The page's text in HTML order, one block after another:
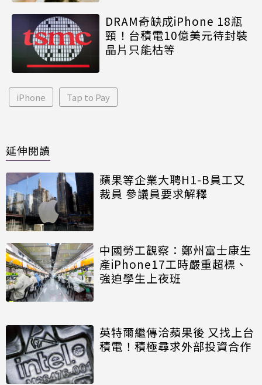
DRAM奇缺成iPhone 18瓶
頸！台積電10億美元待封裝
晶片只能枯等
iPhone Tap to Pay
延伸閱讀
蘋果等企業大聘H1-B員工又
裁員 參議員要求解釋
中國勞工觀察：鄭州富士康生
產iPhone17工時嚴重超標、
強迫學生上夜班
英特爾繼傳洽蘋果後 又找上台
積電！積極尋求外部投資合作